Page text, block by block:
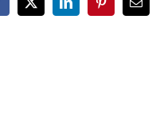
X LinkedInPinterestEmail